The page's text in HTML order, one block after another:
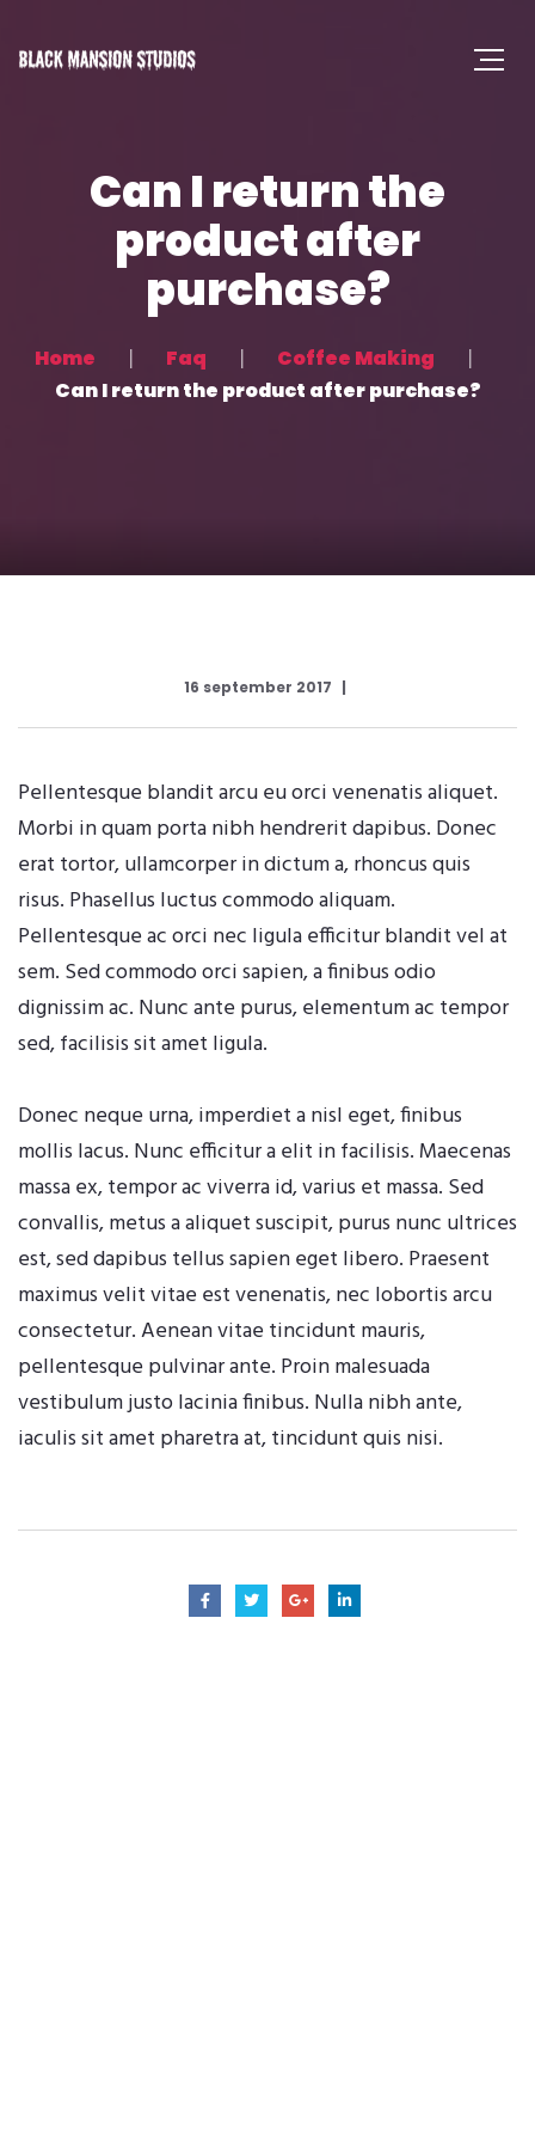
Can I return the
product after
purchase?
Home Faq
Coffee Making
Can I return the product after purchase?
16 september 2017
Pellentesque blandit arcu eu orci venenatis aliquet.
Morbi in quam porta nibh hendrerit dapibus. Donec
erat tortor, ullamcorper in dictum a, rhoncus quis
risus. Phasellus luctus commodo aliquam.
Pellentesque ac orci nec ligula efficitur blandit vel at
sem. Sed commodo orci sapien, a finibus odio
dignissim ac. Nunc ante purus, elementum ac tempor
sed, facilisis sit amet ligula.
Donec neque urna, imperdiet a nisl eget, finibus
mollis lacus. Nunc efficitur a elit in facilisis. Maecenas
massa ex, tempor ac viverra id, varius et massa. Sed
convallis, metus a aliquet suscipit, purus nunc ultrices
est, sed dapibus tellus sapien eget libero. Praesent
maximus velit vitae est venenatis, nec lobortis arcu
consectetur. Aenean vitae tincidunt mauris,
pellentesque pulvinar ante. Proin malesuada
vestibulum justo lacinia finibus. Nulla nibh ante,
iaculis sit amet pharetra at, tincidunt quis nisi.